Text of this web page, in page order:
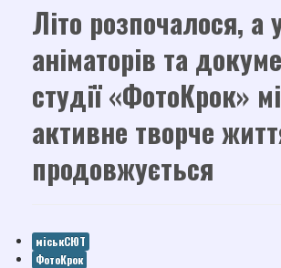
Літо розпочалося, а
аніматорів та
студії «ФотоКрок»
активне творче
продовжується
міськСЮТ
ФотоКрок